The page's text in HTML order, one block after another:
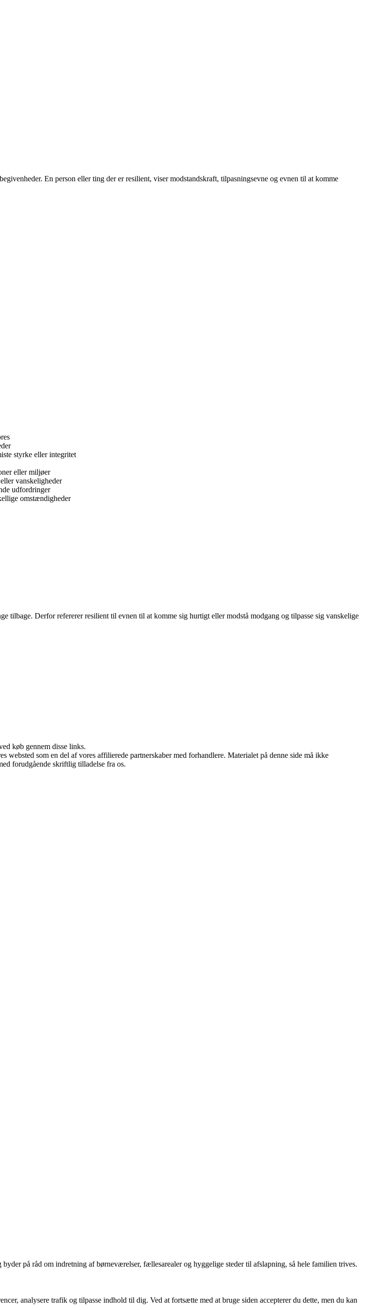
En person eller ting der er resilient, viser modstandskraft, tilpasningsevne og evnen til at komme
styrke eller integritet
eller miljøer
vanskeligheder
udfordringer
omstændigheder
tilbage. Derfor refererer resilient til evnen til at komme sig hurtigt eller modstå modgang og tilpasse sig vanskelige
køb gennem disse links.
som en del af vores affilierede partnerskaber med forhandlere. Materialet på denne side må ikke
forudgående skriftlig tilladelse fra os.
på råd om indretning af børneværelser, fællesarealer og hyggelige steder til afslapning, så hele familien trives.
analysere trafik og tilpasse indhold til dig. Ved at fortsætte med at bruge siden accepterer du dette, men du kan